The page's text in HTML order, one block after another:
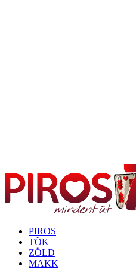
PIROS
TÖK
ZÖLD
MAKK